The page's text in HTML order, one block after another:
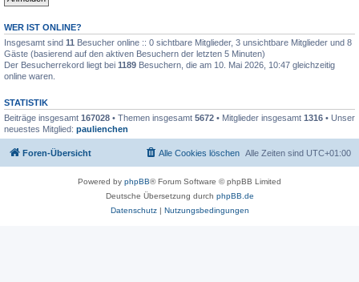
WER IST ONLINE?
Insgesamt sind 11 Besucher online :: 0 sichtbare Mitglieder, 3 unsichtbare Mitglieder und 8
Gäste (basierend auf den aktiven Besuchern der letzten 5 Minuten)
Der Besucherrekord liegt bei 1189 Besuchern, die am 10. Mai 2026, 10:47 gleichzeitig
online waren.
STATISTIK
Beiträge insgesamt 167028 • Themen insgesamt 5672 • Mitglieder insgesamt 1316 • Unser
neuestes Mitglied: paulienchen
Foren-Übersicht Alle Zeiten sind UTC+01:00
Alle Cookies löschen
Powered by phpBB® Forum Software © phpBB Limited
Deutsche Übersetzung durch phpBB.de
Datenschutz| Nutzungsbedingungen